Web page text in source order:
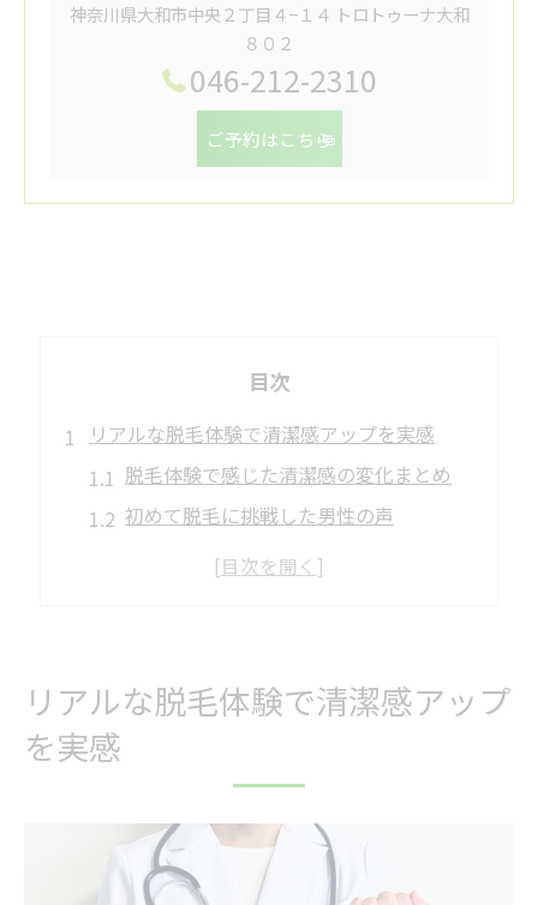
神奈川県大和市中央２丁目４−１４ トロトゥーナ大和
８０２
046-212-2310
ご予約はこちら
目次
リアルな脱毛体験で清潔感アップを実感
脱毛体験で感じた清潔感の変化まとめ
初めて脱毛に挑戦した男性の声
すっぴんで脱毛に行く際の注意点
脱毛の効果と安心感を比較一覧
脱毛の効果を実感するまでの期間
脱毛後の肌トラブル対策ガイド
リアルな脱毛体験で清潔感アップ
を実感